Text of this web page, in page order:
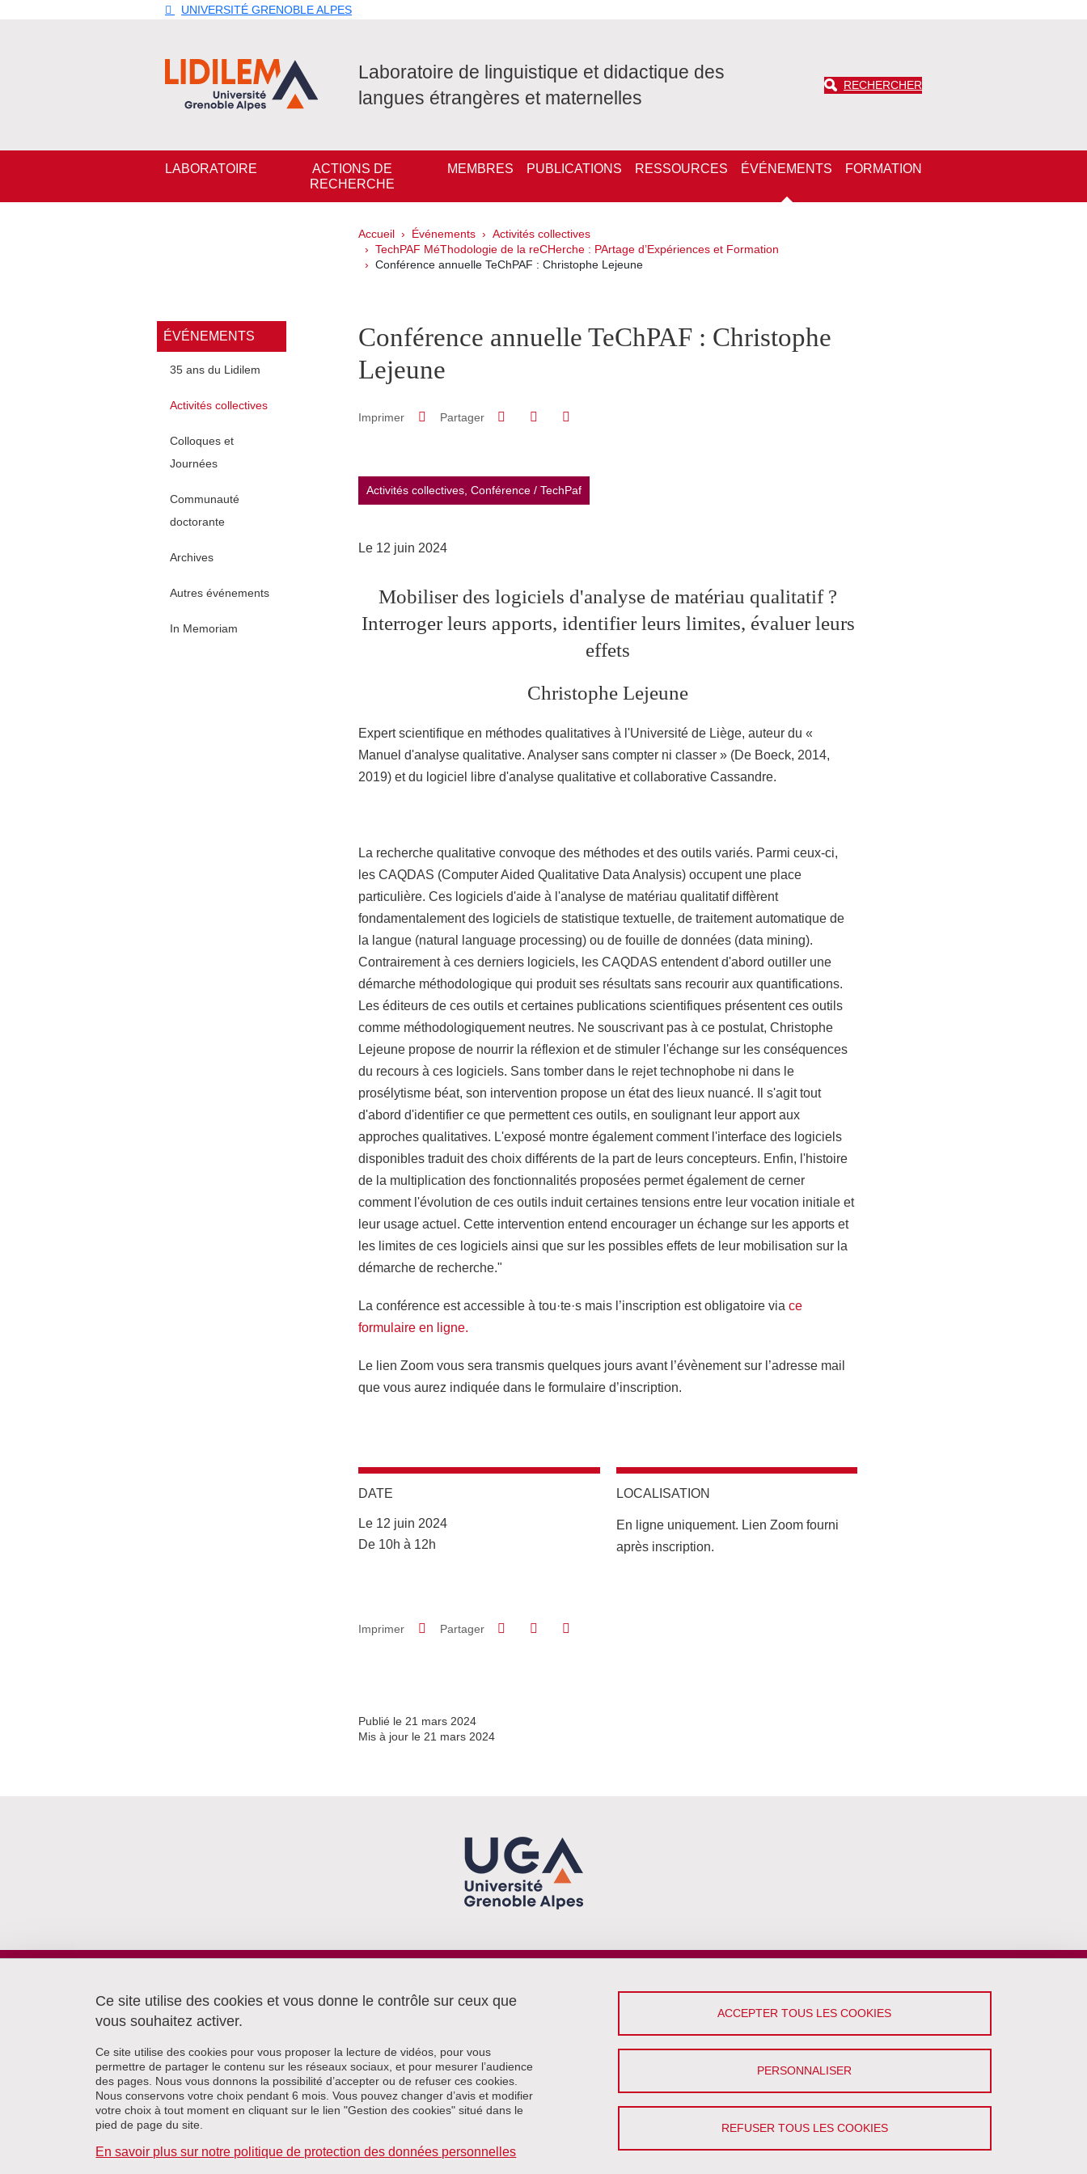
UNIVERSITÉ GRENOBLE ALPES
Laboratoire de linguistique et didactique des
langues étrangères et maternelles
RECHERCHER
Navigation principale
LABORATOIRE
ACTIONS DE
RECHERCHE
MEMBRES PUBLICATIONS RESSOURCES ÉVÉNEMENTS FORMATION
Fil d'Ariane
Accueil Événements
Activités collectives
TechPAF MéThodologie de la reCHerche : PArtage d’Expériences et Formation
Conférence annuelle TeChPAF : Christophe Lejeune
Navigation principale Sidebar
ÉVÉNEMENTS
35 ans du Lidilem
Activités collectives
Colloques et
Journées
Communauté
doctorante
Archives
Autres événements
In Memoriam
Conférence annuelle TeChPAF : Christophe
Lejeune
Imprimer Partager Partager sur Facebook
Partager sur LinkedIn
Activités collectives, Conférence/ TechPaf
Le 12 juin 2024
Mobiliser des logiciels d'analyse de matériau qualitatif ?
Interroger leurs apports, identifier leurs limites, évaluer leurs
effets
Christophe Lejeune
Expert scientifique en méthodes qualitatives à l'Université de Liège, auteur du «
Manuel d'analyse qualitative. Analyser sans compter ni classer » (De Boeck, 2014,
2019) et du logiciel libre d'analyse qualitative et collaborative Cassandre.
La recherche qualitative convoque des méthodes et des outils variés. Parmi ceux-ci,
les CAQDAS (Computer Aided Qualitative Data Analysis) occupent une place
particulière. Ces logiciels d'aide à l'analyse de matériau qualitatif diffèrent
fondamentalement des logiciels de statistique textuelle, de traitement automatique de
la langue (natural language processing) ou de fouille de données (data mining).
Contrairement à ces derniers logiciels, les CAQDAS entendent d'abord outiller une
démarche méthodologique qui produit ses résultats sans recourir aux quantifications.
Les éditeurs de ces outils et certaines publications scientifiques présentent ces outils
comme méthodologiquement neutres. Ne souscrivant pas à ce postulat, Christophe
Lejeune propose de nourrir la réflexion et de stimuler l'échange sur les conséquences
du recours à ces logiciels. Sans tomber dans le rejet technophobe ni dans le
prosélytisme béat, son intervention propose un état des lieux nuancé. Il s'agit tout
d'abord d'identifier ce que permettent ces outils, en soulignant leur apport aux
approches qualitatives. L'exposé montre également comment l'interface des logiciels
disponibles traduit des choix différents de la part de leurs concepteurs. Enfin, l'histoire
de la multiplication des fonctionnalités proposées permet également de cerner
comment l'évolution de ces outils induit certaines tensions entre leur vocation initiale et
leur usage actuel. Cette intervention entend encourager un échange sur les apports et
les limites de ces logiciels ainsi que sur les possibles effets de leur mobilisation sur la
démarche de recherche."
La conférence est accessible à tou·te·s mais l’inscription est obligatoire via ce
formulaire en ligne.
Le lien Zoom vous sera transmis quelques jours avant l’évènement sur l’adresse mail
que vous aurez indiquée dans le formulaire d’inscription.
DATE
Le 12 juin 2024
Complément date
De 10h à 12h
LOCALISATION
Complément lieu
En ligne uniquement. Lien Zoom fourni
après inscription.
Imprimer Partager Partager sur Facebook
Partager sur LinkedIn
Publié le 21 mars 2024
Mis à jour le 21 mars 2024
Université Grenoble Alpes
Bâtiment Stendhal
CS40700
Menu footer
Plan du site
Données personnelles
Politique des cookies
Gestion des cookies
Se connecter
Ce site utilise des cookies et vous donne le contrôle sur ceux que
vous souhaitez activer.
Ce site utilise des cookies pour vous proposer la lecture de vidéos, pour vous
permettre de partager le contenu sur les réseaux sociaux, et pour mesurer l’audience
des pages. Nous vous donnons la possibilité d’accepter ou de refuser ces cookies.
Nous conservons votre choix pendant 6 mois. Vous pouvez changer d’avis et modifier
votre choix à tout moment en cliquant sur le lien "Gestion des cookies" situé dans le
pied de page du site.
En savoir plus sur notre politique de protection des données personnelles
ACCEPTER TOUS LES COOKIES
REFUSER TOUS LES COOKIES
PERSONNALISER